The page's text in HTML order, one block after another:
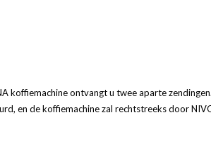
koffiemachine ontvangt u twee aparte
en de koffiemachine zal rechtstreeks door